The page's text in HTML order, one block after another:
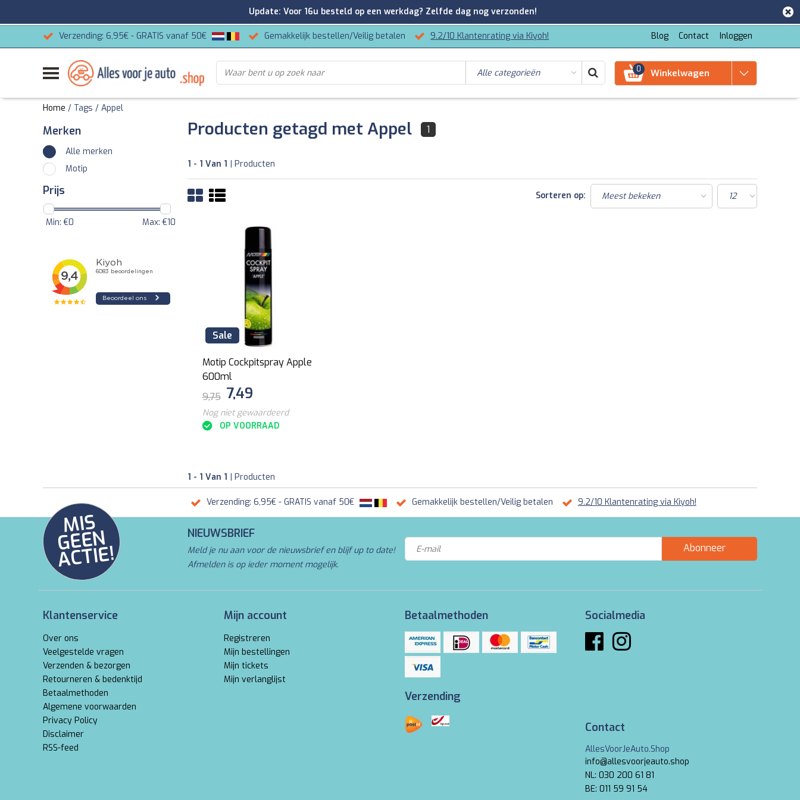
Verzending: 6,95€ - GRATIS vanaf 50€ Gemakkelijk bestellen/Veilig betalen 9.2/10 Klantenrating via Kiyoh! Blog Contact Inloggen
0 Winkelwagen
Home / Tags / Appel
Merken
Alle merken
Motip
Prijs
Min: €0 Max: €10
Producten getagd met Appel 1
1 - 1 Van 1 | Producten
Sorteren op:
Sale
Motip Cockpitspray Apple
600ml
9,75 7,49
Nog niet gewaardeerd
OP VOORRAAD
1 - 1 Van 1 | Producten
Verzending: 6,95€ - GRATIS vanaf 50€ Gemakkelijk bestellen/Veilig betalen 9.2/10 Klantenrating via Kiyoh!
MI
S
G
E
E
N
A
C
TI
E!
NIEUWSBRIEF
Meld je nu aan voor de nieuwsbrief en blijf up to date!
Afmelden is op ieder moment mogelijk.
Abonneer
Klantenservice
Over ons
Veelgestelde vragen
Verzenden & bezorgen
Retourneren & bedenktijd
Betaalmethoden
Algemene voorwaarden
Privacy Policy
Disclaimer
RSS-feed
Mijn account
Registreren
Mijn bestellingen
Mijn tickets
Mijn verlanglijst
Betaalmethoden
Verzending
Socialmedia
Contact
AllesVoorJeAuto.Shop
info@allesvoorjeauto.shop
NL: 030 200 61 81
BE: 011 59 91 54
Update: Voor 16u besteld op een werkdag? Zelfde dag nog verzonden!